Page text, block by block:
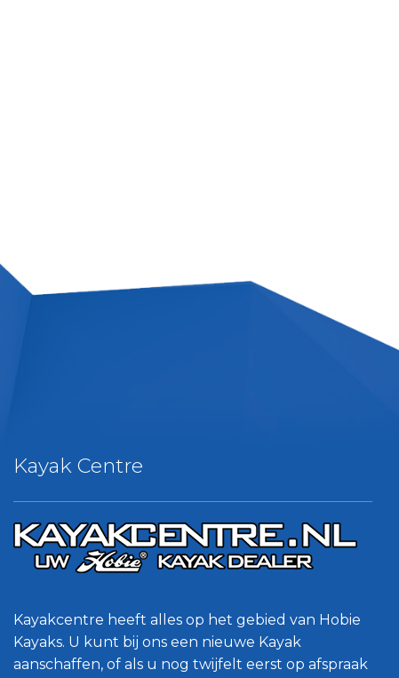
Kayak Centre
Kayakcentre heeft alles op het gebied van Hobie
Kayaks. U kunt bij ons een nieuwe Kayak
aanschaffen, of als u nog twijfelt eerst op afspraak